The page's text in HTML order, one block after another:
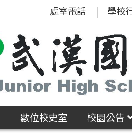
處室電話 學校
數位校史室 校園公告